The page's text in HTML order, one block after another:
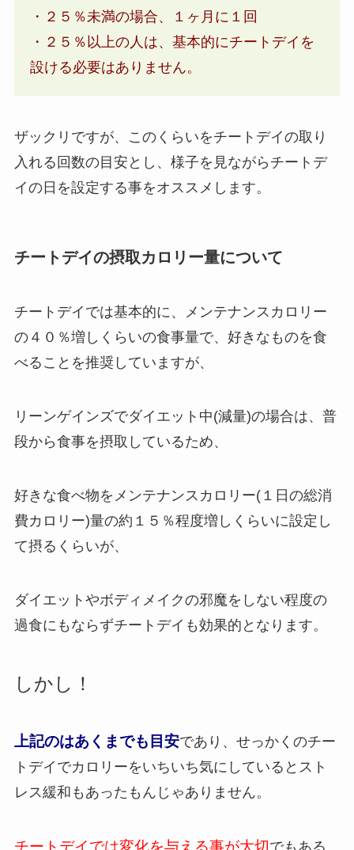
・２５％未満の場合、１ヶ月に１回
・２５％以上の人は、基本的にチートデイを
設ける必要はありません。
ザックリですが、このくらいをチートデイの取り
入れる回数の目安とし、様子を見ながらチートデ
イの日を設定する事をオススメします。
チートデイの摂取カロリー量について
チートデイでは基本的に、メンテナンスカロリー
の４０％増しくらいの食事量で、好きなものを食
べることを推奨していますが、
リーンゲインズでダイエット中(減量)の場合は、普
段から食事を摂取しているため、
好きな食べ物をメンテナンスカロリー(１日の総消
費カロリー)量の約１５％程度増しくらいに設定し
て摂るくらいが、
ダイエットやボディメイクの邪魔をしない程度の
過食にもならずチートデイも効果的となります。
しかし！
上記のはあくまでも目安であり、せっかくのチー
トデイでカロリーをいちいち気にしているとスト
レス緩和もあったもんじゃありません。
チートデイでは変化を与える事が大切